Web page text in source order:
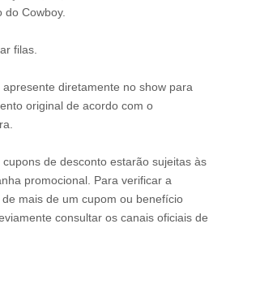
Cowboy.
filas.
diretamente no show para
original de acordo com o
de desconto estarão sujeitas às
promocional. Para verificar a
mais de um cupom ou benefício
consultar os canais oficiais de